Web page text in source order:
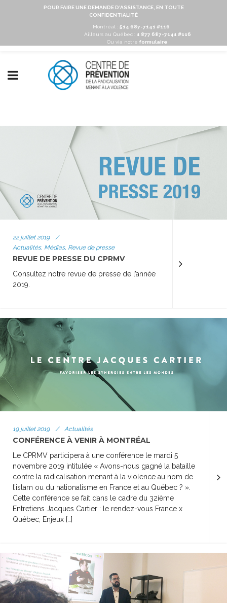
POUR FAIRE UNE DEMANDE D'ASSISTANCE, EN TOUTE
CONFIDENTIALITÉ
Montréal : 514 687-7141 #116
Ailleurs au Québec :
1 877 687-7141 #116
Ou via notre formulaire
22 juillet 2019
/
Actualités, Médias, Revue de presse
REVUE DE PRESSE DU CPRMV
Consultez notre revue de presse de l’année
2019.
19 juillet 2019 / Actualités
CONFÉRENCE À VENIR À MONTRÉAL
Le CPRMV participera à une conférence le mardi 5
novembre 2019 intitulée « Avons-nous gagné la bataille
contre la radicalisation menant à la violence au nom de
l’islam ou du nationalisme en France et au Québec ? ».
Cette conférence se fait dans le cadre du 32ième
Entretiens Jacques Cartier : le rendez-vous France x
Québec, Enjeux […]